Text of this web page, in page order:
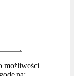
możliwości
na: